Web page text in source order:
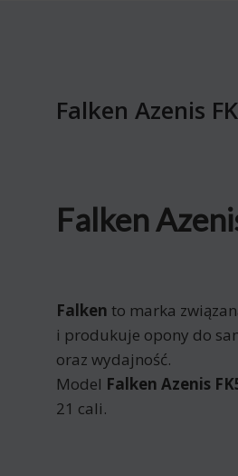
Falken Azenis
Falken
Falken to marka
i produkuje opony do
oraz wydajność.
Model Falken Azenis
21 cali.